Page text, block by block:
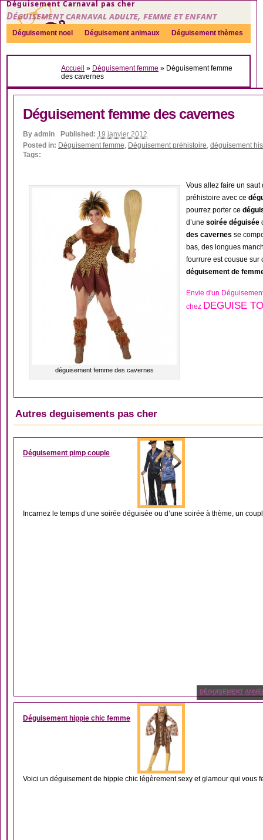
Déguisement Carnaval pas cher
Déguisement carnaval adulte, femme et enfant
Déguisement noel Déguisement animaux Déguisement thèmes
Sexy Déguisement couple Déguisements par genre Idées
Accueil » Déguisement femme » Déguisement femme
des cavernes
Déguisement femme des cavernes
By admin Published: 19 janvier 2012
Posted in: Déguisement femme, Déguisement préhistoire, déguisement
Tags:
déguisement femme des cavernes
Vous allez faire un
préhistoire avec ce
pourrez porter ce
d’une soirée déguisée
des cavernes se
bas, des longues
fourrure est cousue sur
déguisement de
Envie d'un
chez DEGUISE
Autres deguisements pas cher
DÉGUISEMENT
Déguisement pimp couple
Incarnez le temps d’une soirée déguisée ou d’une soirée à thème, un
DÉGUISEMENT
Déguisement hippie chic femme
Voici un déguisement de hippie chic légèrement sexy et glamour qui vous